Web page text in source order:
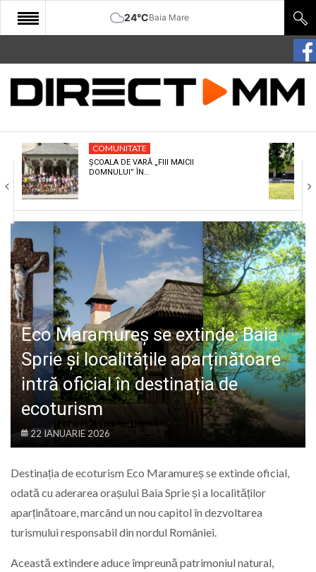
24°CBaia Mare
START
COMUNITATE
CULTURA
ECONOMIE
SANATATE
SPORT
SPECIAL
POLITIC
LIFE
COMUNITATE
ȘCOALA DE VARĂ „FIII MAICII
DOMNULUI” ÎN…
Eco Maramureș se extinde: Baia
Sprie și localitățile aparținătoare
intră oficial în destinația de
ecoturism
22 IANUARIE 2026
Destinația de ecoturism Eco Maramureș se extinde oficial,
odată cu aderarea orașului Baia Sprie și a localităților
aparținătoare, marcând un nou capitol în dezvoltarea
turismului responsabil din nordul României.
Această extindere aduce împreună patrimoniul natural,